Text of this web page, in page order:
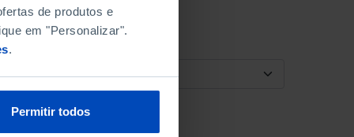
de produtos e
em "Personalizar".
.
Permitir todos
ORDENAR POR